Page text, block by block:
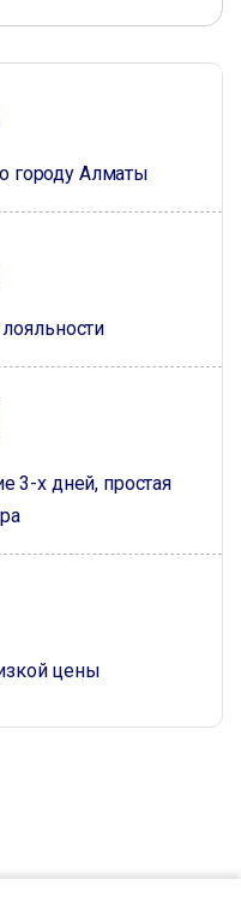
городу Алматы
3-х дней, простая
цены